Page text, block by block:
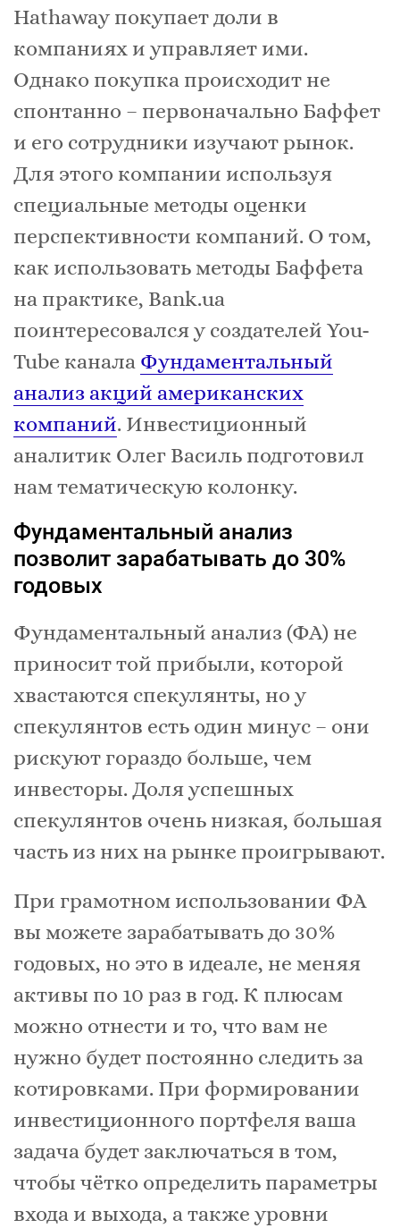
Hathaway покупает доли в
компаниях и управляет ими.
Однако покупка происходит не
спонтанно – первоначально Баффет
и его сотрудники изучают рынок.
Для этого компании используя
специальные методы оценки
перспективности компаний. О том,
как использовать методы Баффета
на практике, Bank.ua
поинтересовался у создателей You-
Tube канала Фундаментальный
анализ акций американских
компаний. Инвестиционный
аналитик Олег Василь подготовил
нам тематическую колонку.
Фундаментальный анализ
позволит зарабатывать до 30%
годовых
Фундаментальный анализ (ФА) не
приносит той прибыли, которой
хвастаются спекулянты, но у
спекулянтов есть один минус – они
рискуют гораздо больше, чем
инвесторы. Доля успешных
спекулянтов очень низкая, большая
часть из них на рынке проигрывают.
При грамотном использовании ФА
вы можете зарабатывать до 30%
годовых, но это в идеале, не меняя
активы по 10 раз в год. К плюсам
можно отнести и то, что вам не
нужно будет постоянно следить за
котировками. При формировании
инвестиционного портфеля ваша
задача будет заключаться в том,
чтобы чётко определить параметры
входа и выхода, а также уровни